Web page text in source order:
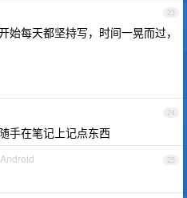
23
始每天都坚持写，时间一晃而过，
24
手在笔记上记点东西
25